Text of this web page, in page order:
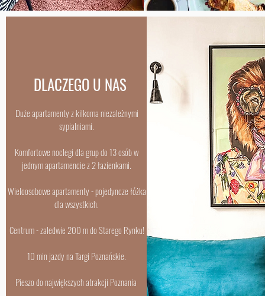
DLACZEGO U NAS
Duże apartamenty z kilkoma niezależnymi
sypialniami.
Komfortowe noclegi dla grup do 13 osób w
jednym apartamencie z 2 łazienkami.
Wieloosobowe apartamenty - pojedyncze łóżka
dla wszystkich.
Centrum - zaledwie 200 m do Starego Rynku!
10 min jazdy na Targi Poznańskie.
Pieszo do największych atrakcji Poznania